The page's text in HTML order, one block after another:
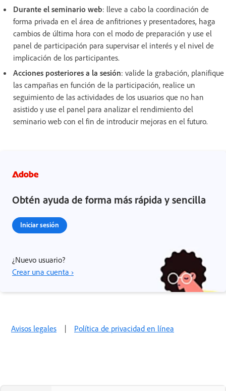
Durante el seminario web: lleve a cabo la coordinación de
forma privada en el área de anfitriones y presentadores, haga
cambios de última hora con el modo de preparación y use el
panel de participación para supervisar el interés y el nivel de
implicación de los participantes.
Acciones posteriores a la sesión: valide la grabación, planifique
las campañas en función de la participación, realice un
seguimiento de las actividades de los usuarios que no han
asistido y use el panel para analizar el rendimiento del
seminario web con el fin de introducir mejoras en el futuro.
Obtén ayuda de forma más rápida y sencilla
Iniciar sesión
¿Nuevo usuario?
Crear una cuenta ›
Avisos legales | Política de privacidad en línea